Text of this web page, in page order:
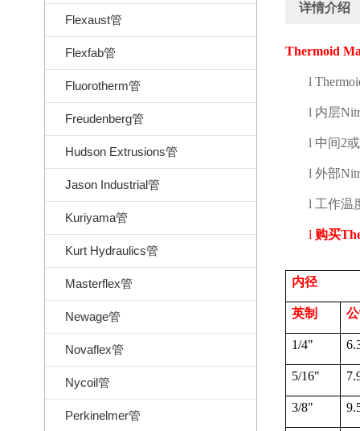
Flexaust管
Flexfab管
Fluorotherm管
Freudenberg管
Hudson Extrusions管
Jason Industrial管
Kuriyama管
Kurt Hydraulics管
Masterflex管
Newage管
Novaflex管
Nycoil管
Perkinelmer管
详情介绍
Thermoid
l
l 内层
l 中间2或
l 外部
l 工作温
l 购买
内径
英制
1/4"
5/16"
3/8"